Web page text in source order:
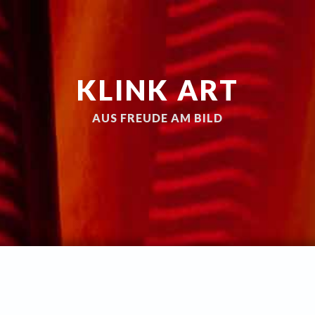
KLINK ART
AUS FREUDE AM BILD